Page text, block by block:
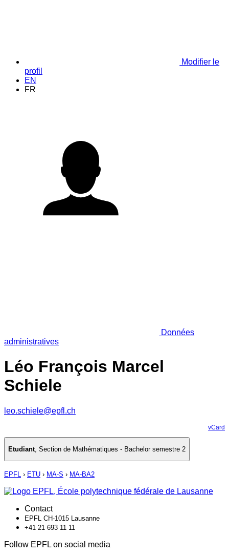
Modifier le
profil
EN
FR
Données
administratives
Léo François Marcel
Schiele
leo.schiele@epfl.ch
vCard
Etudiant, Section de Mathématiques - Bachelor semestre 2
EPFL › ETU › MA-S › MA-BA2
Contact
EPFL CH-1015 Lausanne
+41 21 693 11 11
Follow EPFL on social media